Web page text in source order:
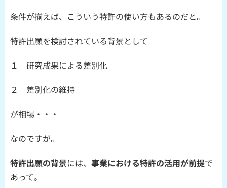
条件が揃えば、こういう特許の使い方もあるのだと。
特許出願を検討されている背景として
１ 研究成果による差別化
２ 差別化の維持
が相場・・・
なのですが。
特許出願の背景には、 事業における特許の活用が前提で
あって。